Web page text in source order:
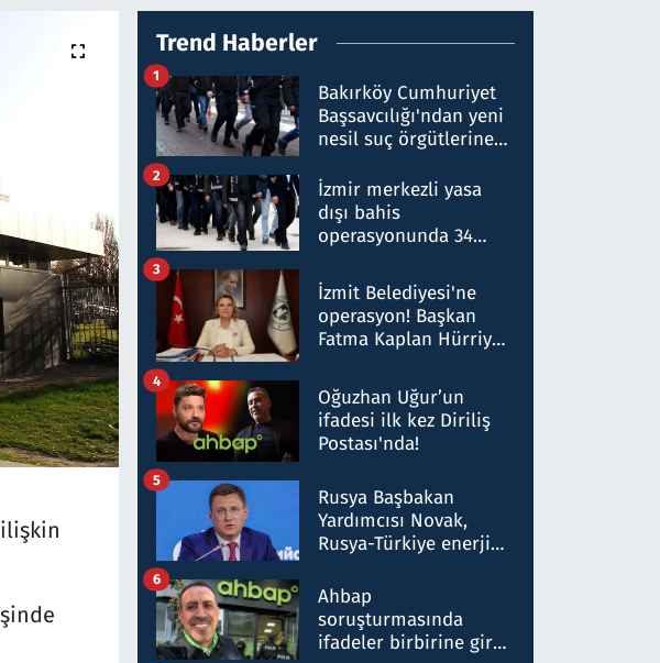
Trend Haberler
Bakırköy Cumhuriyet
Başsavcılığı'ndan yeni
nesil suç örgütlerine
hakkında gözaltı kararı
1
İzmir merkezli yasa
dışı bahis
operasyonunda 34
Milyar liralık para
trafiği tespit edildi
2
İzmit Belediyesi'ne
operasyon! Başkan
Fatma Kaplan Hürriyet
3
Oğuzhan Uğur’un
ifadesi ilk kez Diriliş
Postası'nda!
4
Rusya Başbakan
Yardımcısı Novak,
Rusya-Türkiye enerji
nitelikte olduğunu
belirtti
5
Ahbap
soruşturmasında
ifadeler birbirine girdi:
6